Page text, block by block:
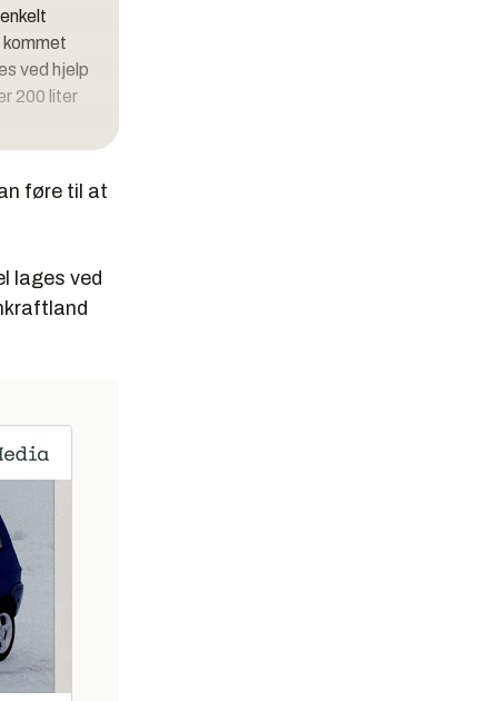
ved hjelp
200 liter
føre til at
lages ved